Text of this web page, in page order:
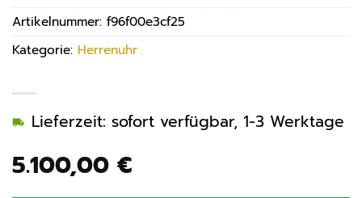
5.100,00 €
Lieferzeit: sofort verfügbar, 1-3 Werktage
Artikelnummer: f96f00e3cf25
Kategorie: Herrenuhr